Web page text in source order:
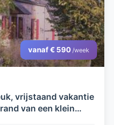
vanaf € 590 /week
vrijstaand vakantie
van een klein